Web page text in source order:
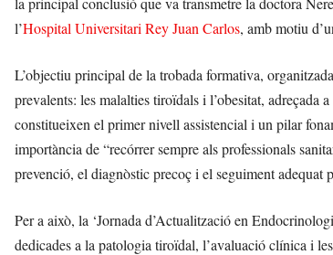
l’Hospital Universitari Rey Juan Carlos, amb motiu
L’objectiu principal de la trobada formativa,
prevalents: les malalties tiroïdals i l’obesitat, adreçada
constitueixen el primer nivell assistencial i un pilar
importància de “recórrer sempre als professionals
prevenció, el diagnòstic precoç i el seguiment
Per a això, la ‘Jornada d’Actualització en
dedicades a la patologia tiroïdal, l’avaluació clínica i